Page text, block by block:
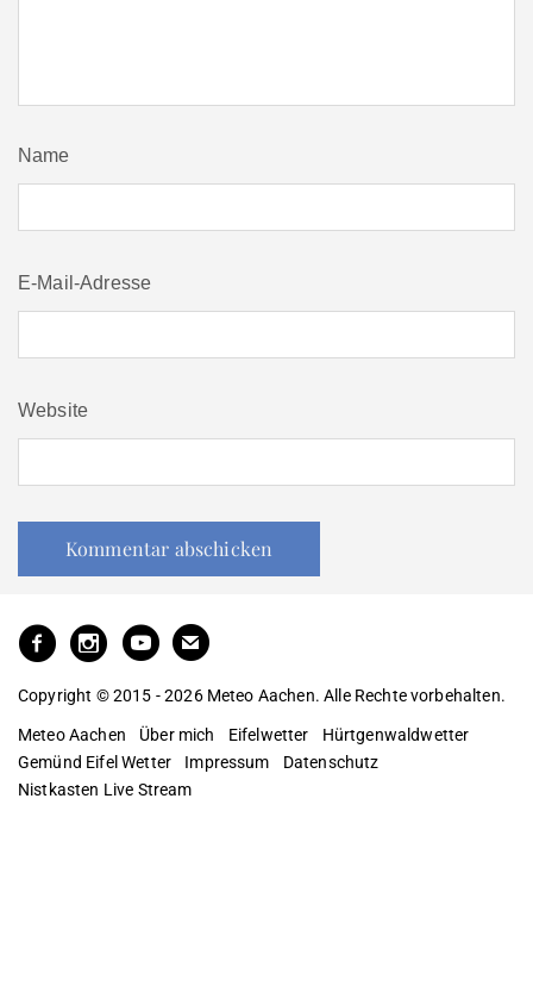
Name
E-Mail-Adresse
Website
Copyright © 2015 - 2026 Meteo Aachen. Alle Rechte vorbehalten.
Meteo Aachen Über mich Eifelwetter
Hürtgenwaldwetter
Gemünd Eifel Wetter
Impressum
Datenschutz
Nistkasten Live Stream